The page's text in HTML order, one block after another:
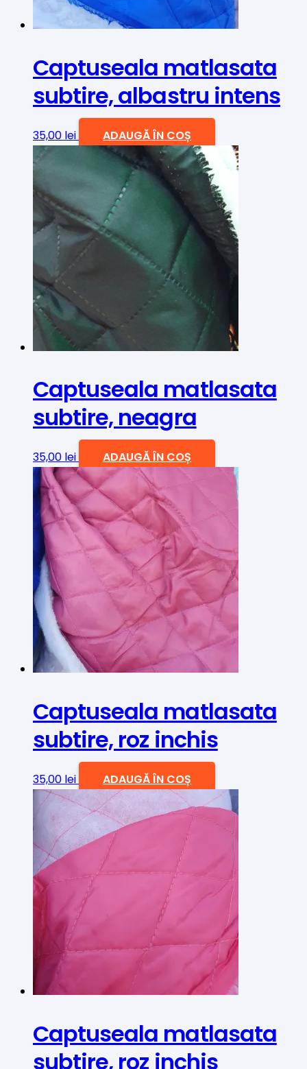
Captuseala matlasata
subtire, albastru intens
35,00 lei ADAUGĂ ÎN COȘ
Captuseala matlasata
subtire, neagra
35,00 lei ADAUGĂ ÎN COȘ
Captuseala matlasata
subtire, roz inchis
35,00 lei ADAUGĂ ÎN COȘ
Captuseala matlasata
subtire, roz inchis